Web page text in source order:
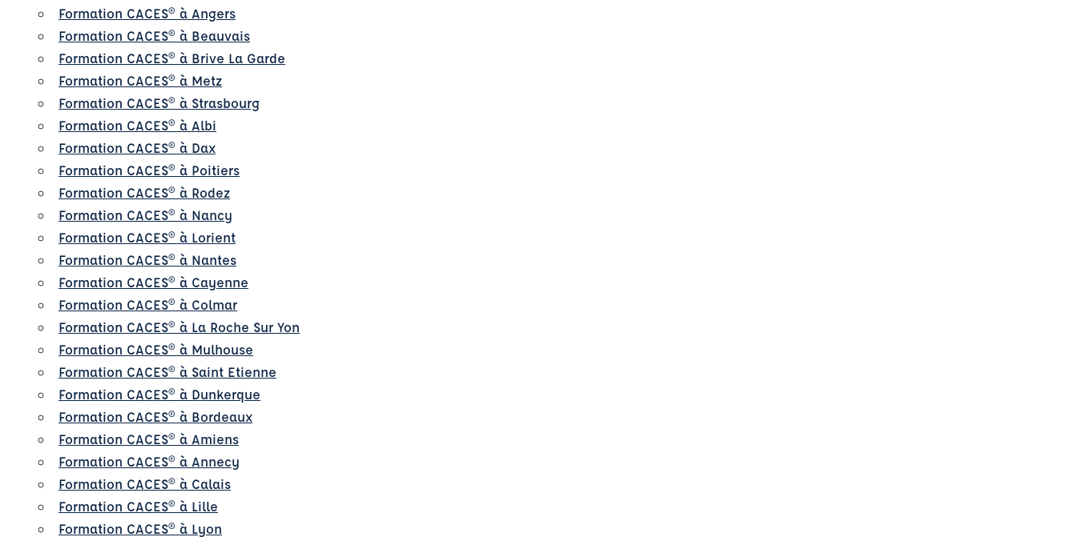
Formation CACES® à Angers
Formation CACES® à Beauvais
Formation CACES® à Brive La Garde
Formation CACES® à Metz
Formation CACES® à Strasbourg
Formation CACES® à Albi
Formation CACES® à Dax
Formation CACES® à Poitiers
Formation CACES® à Rodez
Formation CACES® à Nancy
Formation CACES® à Lorient
Formation CACES® à Nantes
Formation CACES® à Cayenne
Formation CACES® à Colmar
Formation CACES® à La Roche Sur Yon
Formation CACES® à Mulhouse
Formation CACES® à Saint Etienne
Formation CACES® à Dunkerque
Formation CACES® à Bordeaux
Formation CACES® à Amiens
Formation CACES® à Annecy
Formation CACES® à Calais
Formation CACES® à Lille
Formation CACES® à Lyon